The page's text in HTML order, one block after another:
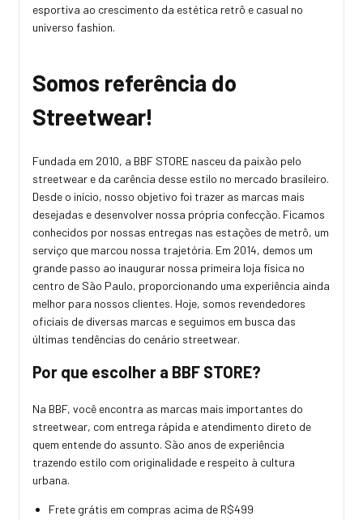
esportiva ao crescimento da estética retrô e casual no
universo fashion.
Somos referência do
Streetwear!
Fundada em 2010, a BBF STORE nasceu da paixão pelo
streetwear e da carência desse estilo no mercado brasileiro.
Desde o início, nosso objetivo foi trazer as marcas mais
desejadas e desenvolver nossa própria confecção. Ficamos
conhecidos por nossas entregas nas estações de metrô, um
serviço que marcou nossa trajetória. Em 2014, demos um
grande passo ao inaugurar nossa primeira loja física no
centro de São Paulo, proporcionando uma experiência ainda
melhor para nossos clientes. Hoje, somos revendedores
oficiais de diversas marcas e seguimos em busca das
últimas tendências do cenário streetwear.
Por que escolher a BBF STORE?
Na BBF, você encontra as marcas mais importantes do
streetwear, com entrega rápida e atendimento direto de
quem entende do assunto. São anos de experiência
trazendo estilo com originalidade e respeito à cultura
urbana.
Frete grátis em compras acima de R$499